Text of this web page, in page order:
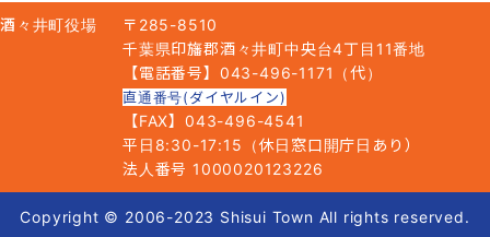
酒々井町役場
〒285-8510
千葉県印旛郡酒々井町中央台4丁目11番地
【電話番号】043-496-1171（代）
直通番号(ダイヤルイン)
【FAX】043-496-4541
平日8:30-17:15（休日窓口開庁日あり）
法人番号 1000020123226
Copyright © 2006-2023 Shisui Town All rights reserved.